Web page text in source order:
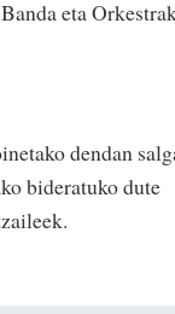
eta
dendan
bideratuko dute